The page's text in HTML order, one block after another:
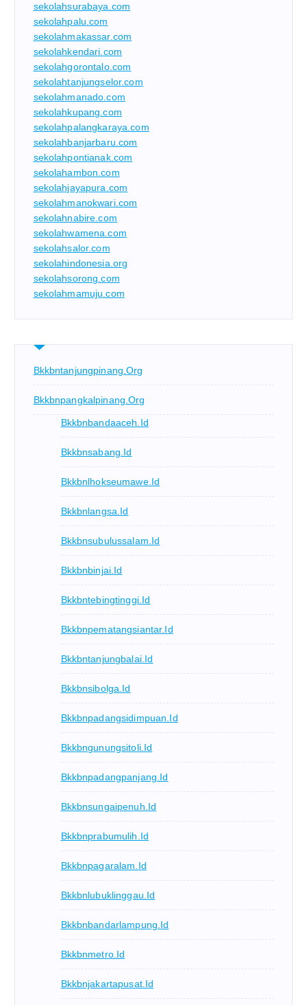
sekolahsurabaya.com
sekolahpalu.com
sekolahmakassar.com
sekolahkendari.com
sekolahgorontalo.com
sekolahtanjungselor.com
sekolahmanado.com
sekolahkupang.com
sekolahpalangkaraya.com
sekolahbanjarbaru.com
sekolahpontianak.com
sekolahambon.com
sekolahjayapura.com
sekolahmanokwari.com
sekolahnabire.com
sekolahwamena.com
sekolahsalor.com
sekolahindonesia.org
sekolahsorong.com
sekolahmamuju.com
Bkkbntanjungpinang.org
Bkkbnpangkalpinang.org
Bkkbnbandaaceh.id
Bkkbnsabang.id
Bkkbnlhokseumawe.id
Bkkbnlangsa.id
Bkkbnsubulussalam.id
Bkkbnbinjai.id
Bkkbntebingtinggi.id
Bkkbnpematangsiantar.id
Bkkbntanjungbalai.id
Bkkbnsibolga.id
Bkkbnpadangsidimpuan.id
Bkkbngunungsitoli.id
Bkkbnpadangpanjang.id
Bkkbnsungaipenuh.id
Bkkbnprabumulih.id
Bkkbnpagaralam.id
Bkkbnlubuklinggau.id
Bkkbnbandarlampung.id
Bkkbnmetro.id
Bkkbnjakartapusat.id